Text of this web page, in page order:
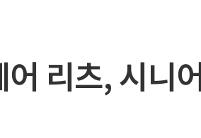
리츠, 시니